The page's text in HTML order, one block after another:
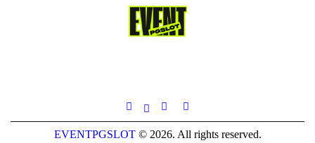
EVENTPGSLOT© 2026. All rights reserved.